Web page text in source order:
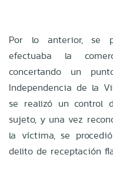
Por lo anterior, se
efectuaba la
concertando un
Independencia de la
se realizó un control
sujeto, y una vez
la víctima, se
delito de receptación